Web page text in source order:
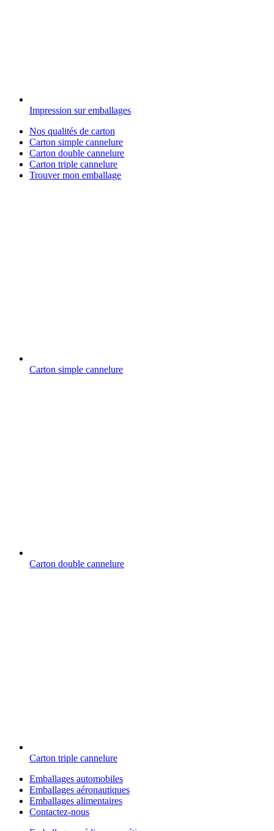
Impression sur emballages
Nos qualités de carton
Carton simple cannelure
Carton double cannelure
Carton triple cannelure
Trouver mon emballage
Carton simple cannelure
Carton double cannelure
Carton triple cannelure
Emballages automobiles
Emballages aéronautiques
Emballages alimentaires
Contactez-nous